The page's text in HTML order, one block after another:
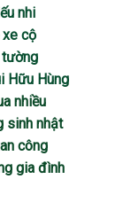
nhi
xe cộ
tường
Hữu Hùng
nhiều
sinh nhật
công
gia đình